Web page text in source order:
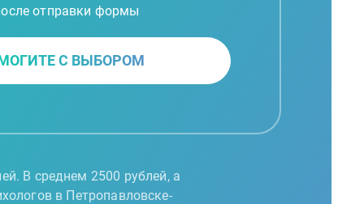
отправки формы
С ВЫБОРОМ
В среднем 2500 рублей, а
в Петропавловске-